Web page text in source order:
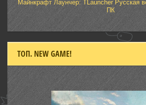
Майнкрафт Лаунчер: TLauncher Русская
ПК
ТОП. NEW GAME!